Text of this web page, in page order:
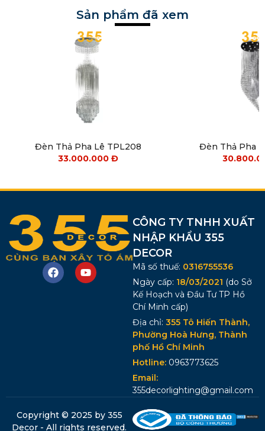
Sản phẩm đã xem
Đèn Thả Pha Lê TPL208
33.000.000Đ
Đèn Thả Pha
CÔNG TY TNHH XUẤT
NHẬP KHẨU 355
DECOR
Mã số thuế: 0316755536
Ngày cấp: 18/03/2021 (do Sở
Kế Hoạch và Đầu Tư TP Hồ
Chí Minh cấp)
Địa chỉ: 355 Tô Hiến Thành,
Phường Hoà Hưng, Thành
phố Hồ Chí Minh
Hotline: 0963773625
Email:
355decorlighting@gmail.com
Copyright © 2025 by 355
Decor - All rights reserved.